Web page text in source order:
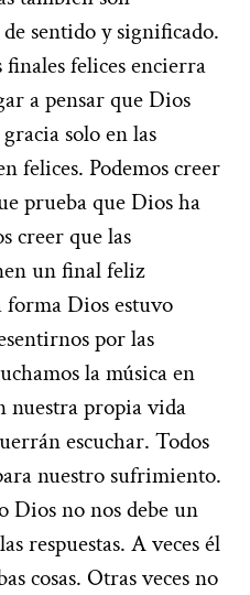
sentido y significado.
felices encierra
a pensar que Dios
solo en las
felices. Podemos creer
prueba que Dios ha
creer que las
un final feliz
forma Dios estuvo
por las
la música en
nuestra propia vida
escuchar. Todos
nuestro sufrimiento.
Dios no nos debe un
respuestas. A veces él
cosas. Otras veces no